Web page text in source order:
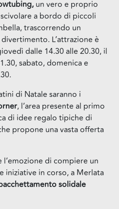
un vero e proprio
a bordo di piccoli
trascorrendo un
L’attrazione è
dalle 14.30 alle 20.30, il
sabato, domenica e
di Natale saranno i
, l’area presente al primo
di idee regalo tipiche di
propone una vasta offerta
l’emozione di compiere un
iniziative in corso, a Merlata
solidale